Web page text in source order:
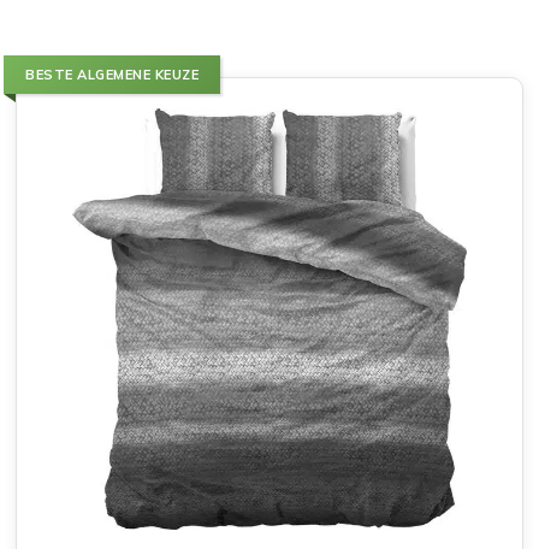
BESTE ALGEMENE KEUZE